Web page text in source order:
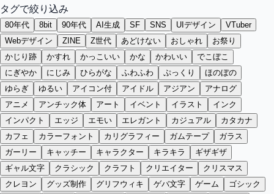
タグで絞り込み
80年代 8bit 90年代 AI生成 SF SNS UIデザイン
VTuber
Webデザイン
ZINE Z世代 あどけない おしゃれ
お祭り
かじり跡
かすれ かっこいい かな かわいい
でこぼこ
にぎやか
にじみ ひらがな ふわふわ ぷっくり
ほのぼの
ゆらぎ
ゆるい アイコン付 アイドル アジアン
アナログ
アニメ
アンチック体 アート イベント イラスト
インク
インパクト
エッジ エモい エレガント カジュアル
カタカナ
カフェ
カラーフォント カリグラフィー ガムテープ
ガラス
ガーリー
キャッチー キャラクター キラキラ
ギザギザ
ギャル文字
クラシック クラフト クリエイター
クリスマス
クレヨン
グッズ制作 グリフウィキ ゲバ文字 ゲーム
ゴシック